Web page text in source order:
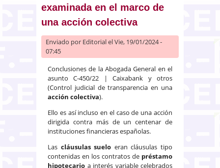
examinada en el marco de
una acción colectiva
Enviado por Editorialel Vie, 19/01/2024 -
07:45
Conclusiones de la Abogada General en el
asunto C-450/22 | Caixabank y otros
(Control judicial de transparencia en una
acción colectiva).
Ello es así incluso en el caso de una acción
dirigida contra más de un centenar de
instituciones financieras españolas.
Las cláusulas suelo eran cláusulas tipo
contenidas en los contratos de préstamo
hipotecario a interés variable celebrados